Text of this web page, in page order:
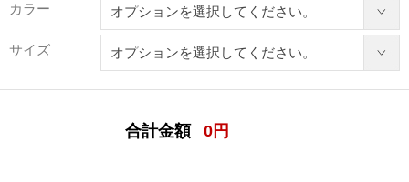
カラー
サイズ
合計金額 0 円